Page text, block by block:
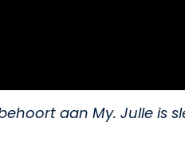
aan My. Julle is